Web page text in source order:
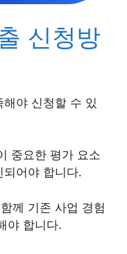
신청방
야 신청할 수 있
중요한 평가 요소
어야 합니다.
께 기존 사업 경험
야 합니다.